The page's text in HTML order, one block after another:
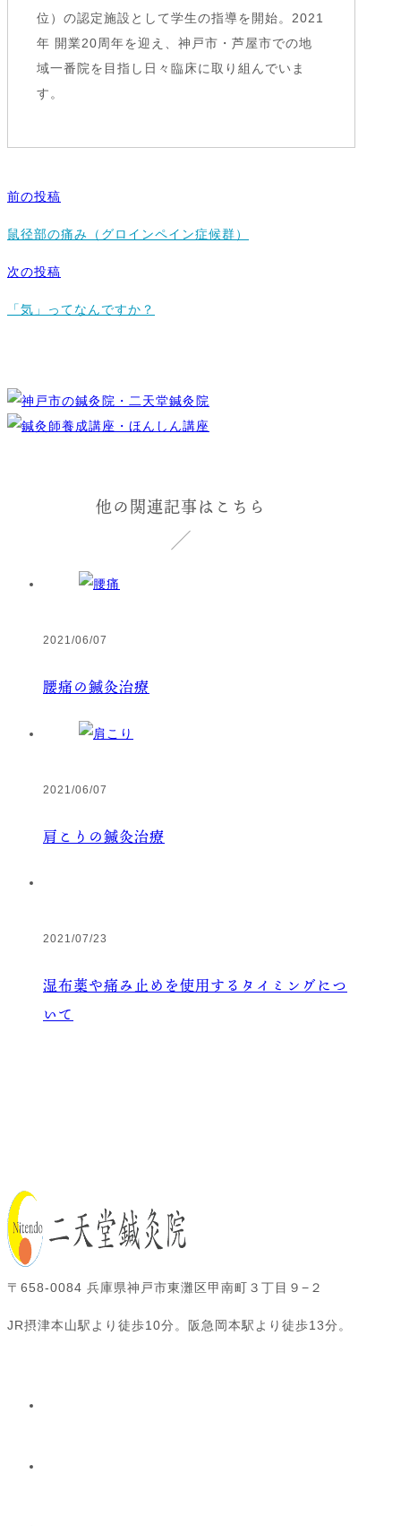
位）の認定施設として学生の指導を開始。2021
年 開業20周年を迎え、神戸市・芦屋市での地
域一番院を目指し日々臨床に取り組んでいま
す。
前の投稿
鼠径部の痛み（グロインペイン症候群）
次の投稿
「気」ってなんですか？
他の関連記事はこちら
2021/06/07
腰痛の鍼灸治療
2021/06/07
肩こりの鍼灸治療
2021/07/23
湿布薬や痛み止めを使用するタイミングにつ
いて
〒658-0084 兵庫県神戸市東灘区甲南町３丁目９−２
JR摂津本山駅より徒歩10分。阪急岡本駅より徒歩13分。